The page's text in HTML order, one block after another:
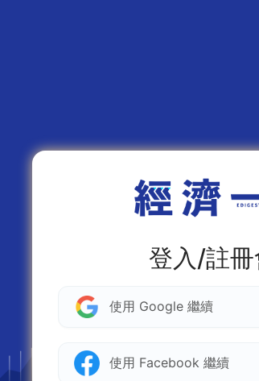
登入/註冊
使用 Google 繼續
使用 Facebook 繼續